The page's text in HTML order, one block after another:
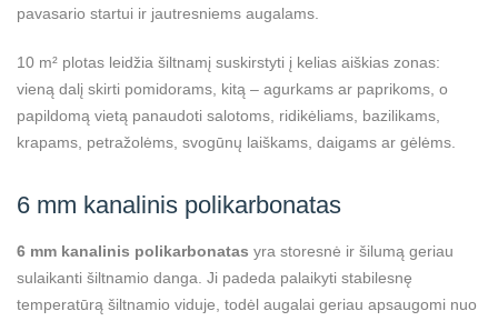
pavasario startui ir jautresniems augalams.
10 m² plotas leidžia šiltnamį suskirstyti į kelias aiškias zonas:
vieną dalį skirti pomidorams, kitą – agurkams ar paprikoms, o
papildomą vietą panaudoti salotoms, ridikėliams, bazilikams,
krapams, petražolėms, svogūnų laiškams, daigams ar gėlėms.
6 mm kanalinis polikarbonatas
6 mm kanalinis polikarbonatas yra storesnė ir šilumą geriau
sulaikanti šiltnamio danga. Ji padeda palaikyti stabilesnę
temperatūrą šiltnamio viduje, todėl augalai geriau apsaugomi nuo